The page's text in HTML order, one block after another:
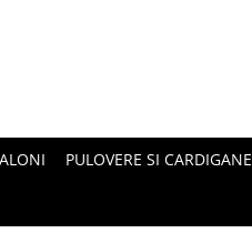
PULOVERE SI CARDIGANE